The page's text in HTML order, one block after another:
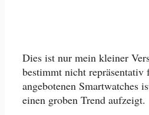
Dies ist nur mein kleiner
bestimmt nicht
angebotenen Smartwatches
einen groben Trend aufzeigt.